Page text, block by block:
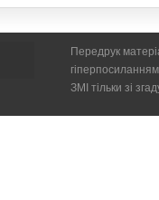
Передрук
ЗМІ тільки зі